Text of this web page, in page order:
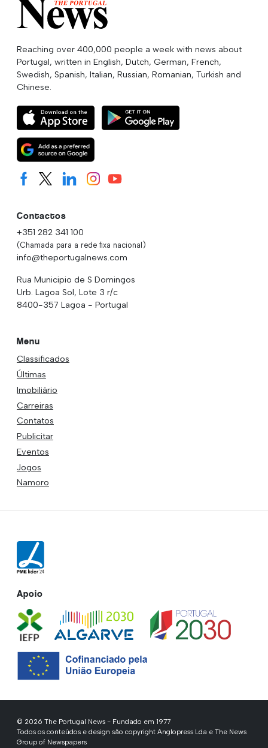
Reaching over 400,000 people a week with news about
Portugal, written in English, Dutch, German, French,
Swedish, Spanish, Italian, Russian, Romanian, Turkish and
Chinese.
Contactos
+351 282 341 100
(Chamada para a rede fixa nacional)
info@theportugalnews.com
Rua Municipio de S Domingos
Urb. Lagoa Sol, Lote 3 r/c
8400-357 Lagoa - Portugal
Menu
Classificados
Últimas
Imobiliário
Carreiras
Contatos
Publicitar
Eventos
Jogos
Namoro
Apoio
© 2026 The Portugal News - Fundado em 1977
Todos os conteúdos e design são copyright Anglopress Lda e The News
Group of Newspapers